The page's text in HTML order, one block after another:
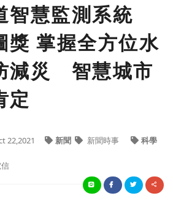
智慧監測系統
獎 掌握全方位水
災 智慧城市
定
22,2021 新聞 新聞時事 科學